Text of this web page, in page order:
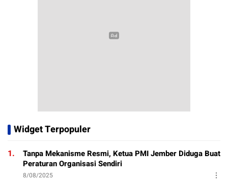
Widget Terpopuler
1.
Tanpa Mekanisme Resmi, Ketua PMI Jember Diduga Buat
Peraturan Organisasi Sendiri
8/08/2025